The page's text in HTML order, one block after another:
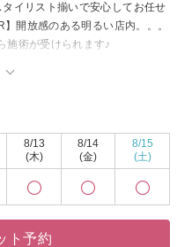
イリスト揃いで安心してお任せ
開放感のある明るい店内。。。
施術が受けられます♪
に最適な好印象スタイル～個性
雰囲気や当日の着物に合うよ
会話で心の底から気分転換！楽
8/13
(木)
8/14
(金)
8/15
(土)
ト予約